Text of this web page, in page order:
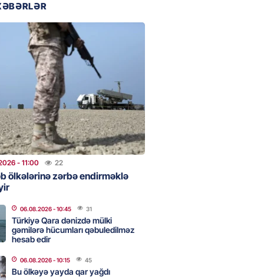
açıqlama verdi
- 09:45
problem bitdi –
Şurvan kanalını qısa müddətdə
- 22:08 307
Danimarkada “Orhus”
qarşılaşacaq
məxsus təyyarə
- 11:00 22
ölkələrinə zərbə endirməklə
06.08.2026- 10:45 31
Türkiyə Qara dənizdə mülki
gəmilərə hücumları qəbuledilməz
hesab edir
06.08.2026- 10:15 45
Bu ölkəyə yayda qar yağdı